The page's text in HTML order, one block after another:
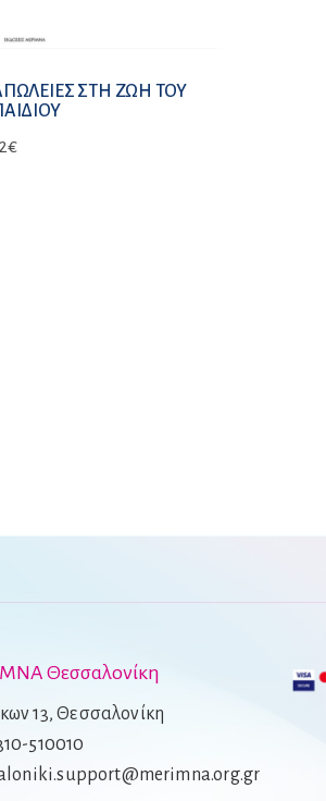
ΣΤΗ ΖΩΗ ΤΟΥ
€
Θεσσαλονίκη
13, Θεσσαλονίκη
510010